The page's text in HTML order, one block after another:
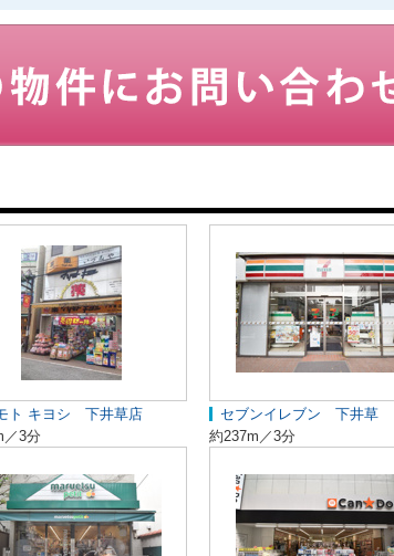
ト キヨシ 下井草店
／3分
セブンイレブン 下井草
約237m／3分